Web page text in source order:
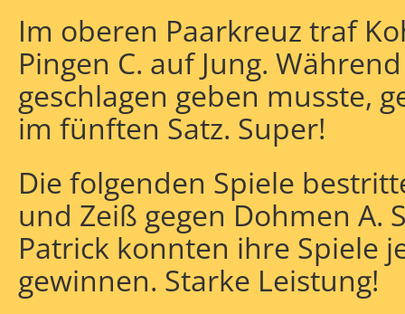
Im oberen Paarkreuz traf
Pingen C. auf Jung.
geschlagen geben musste,
im fünften Satz. Super!
Die folgenden Spiele
und Zeiß gegen Dohmen A.
Patrick konnten ihre Spiele
gewinnen. Starke Leistung!